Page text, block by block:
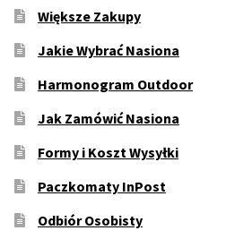
Większe Zakupy
Jakie Wybrać Nasiona
Harmonogram Outdoor
Jak Zamówić Nasiona
Formy i Koszt Wysyłki
Paczkomaty InPost
Odbiór Osobisty